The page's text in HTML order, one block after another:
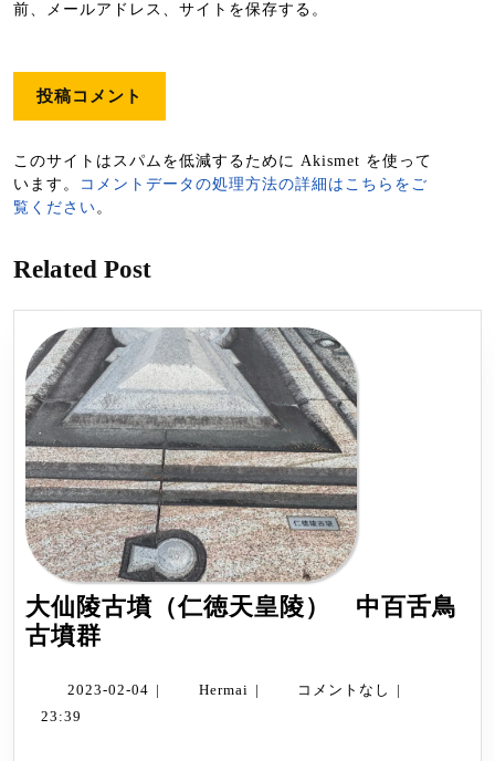
前、メールアドレス、サイトを保存する。
このサイトはスパムを低減するために Akismet を使って
います。
コメントデータの処理方法の詳細はこちらをご
覧ください。
Related Post
大仙陵古墳（仁徳天皇陵） 中百舌鳥
古墳群
陵
2023-02-04 2023-
| Hermai Hermai
| コメントなし
|
23:39